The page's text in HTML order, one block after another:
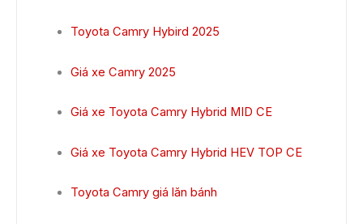
Toyota Camry Hybird 2025
Giá xe Camry 2025
Giá xe Toyota Camry Hybrid MID CE
Giá xe Toyota Camry Hybrid HEV TOP CE
Toyota Camry giá lăn bánh